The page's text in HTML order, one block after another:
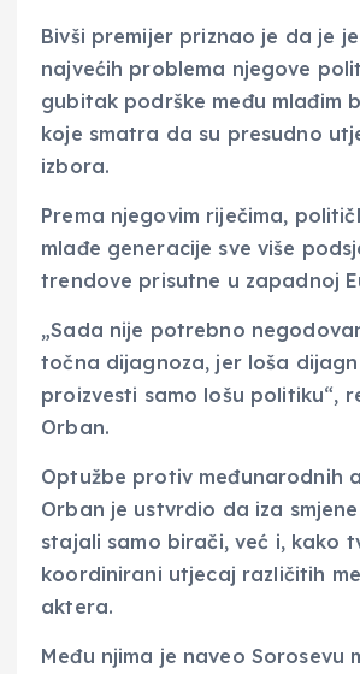
Bivši premijer priznao je da je
najvećih problema njegove
gubitak podrške među mlađim
koje smatra da su presudno
izbora.
Prema njegovim riječima,
mlađe generacije sve više
trendove prisutne u zapadnoj
„Sada nije potrebno
točna dijagnoza, jer loša
proizvesti samo lošu politiku“,
Orban.
Optužbe protiv međunarodnih
Orban je ustvrdio da iza
stajali samo birači, već i, kako
koordinirani utjecaj različitih
aktera.
Među njima je naveo Sorosevu